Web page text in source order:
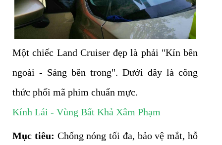
Một chiếc Land Cruiser đẹp là phải "Kín bên
ngoài - Sáng bên trong". Dưới đây là công
thức phối mã phim chuẩn mực.
Kính Lái - Vùng Bất Khả Xâm Phạm
Mục tiêu: Chống nóng tối đa, bảo vệ mắt, hỗ